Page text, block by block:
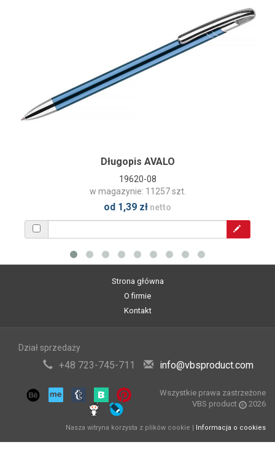
Długopis AVALO
19620-08
w magazynie: 11257 szt.
od 1,39 zł netto
Strona główna
O firmie
Kontakt
Dział sprzedaży
+48 723-745-711 info@vbsproduct.com
Wszystkie prawa zastrzeżone
VBS product
2026
Nasza witryna korzysta z plików cookie | Informacja o cookies